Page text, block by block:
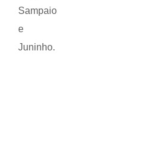
Sampaio
e
Juninho.